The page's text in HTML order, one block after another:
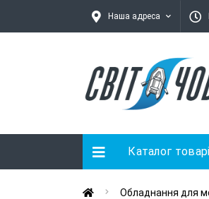
Наша адреса
Каталог
Обладнання для